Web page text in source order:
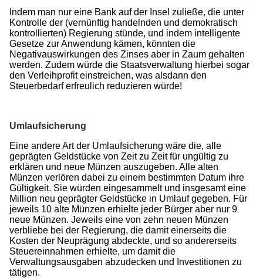
Indem man nur eine Bank auf der Insel zuließe, die unter
Kontrolle der (vernünftig handelnden und demokratisch
kontrollierten) Regierung stünde, und indem intelligente
Gesetze zur Anwendung kämen, könnten die
Negativauswirkungen des Zinses aber in Zaum gehalten
werden. Zudem würde die Staatsverwaltung hierbei sogar
den Verleihprofit einstreichen, was alsdann den
Steuerbedarf erfreulich reduzieren würde!
Umlaufsicherung
Eine andere Art der Umlaufsicherung wäre die, alle
geprägten Geldstücke von Zeit zu Zeit für ungültig zu
erklären und neue Münzen auszugeben. Alle alten
Münzen verlören dabei zu einem bestimmten Datum ihre
Gültigkeit. Sie würden eingesammelt und insgesamt eine
Million neu geprägter Geldstücke in Umlauf gegeben. Für
jeweils 10 alte Münzen erhielte jeder Bürger aber nur 9
neue Münzen. Jeweils eine von zehn neuen Münzen
verbliebe bei der Regierung, die damit einerseits die
Kosten der Neuprägung abdeckte, und so andererseits
Steuereinnahmen erhielte, um damit die
Verwaltungsausgaben abzudecken und Investitionen zu
tätigen.